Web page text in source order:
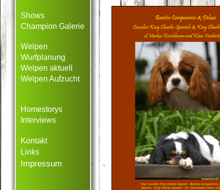
Shows
Champion Galerie
Welpen
Wurfplanung
Welpen aktuell
Welpen Aufzucht
Homestorys
Interviews
Kontakt
Links
Impressum